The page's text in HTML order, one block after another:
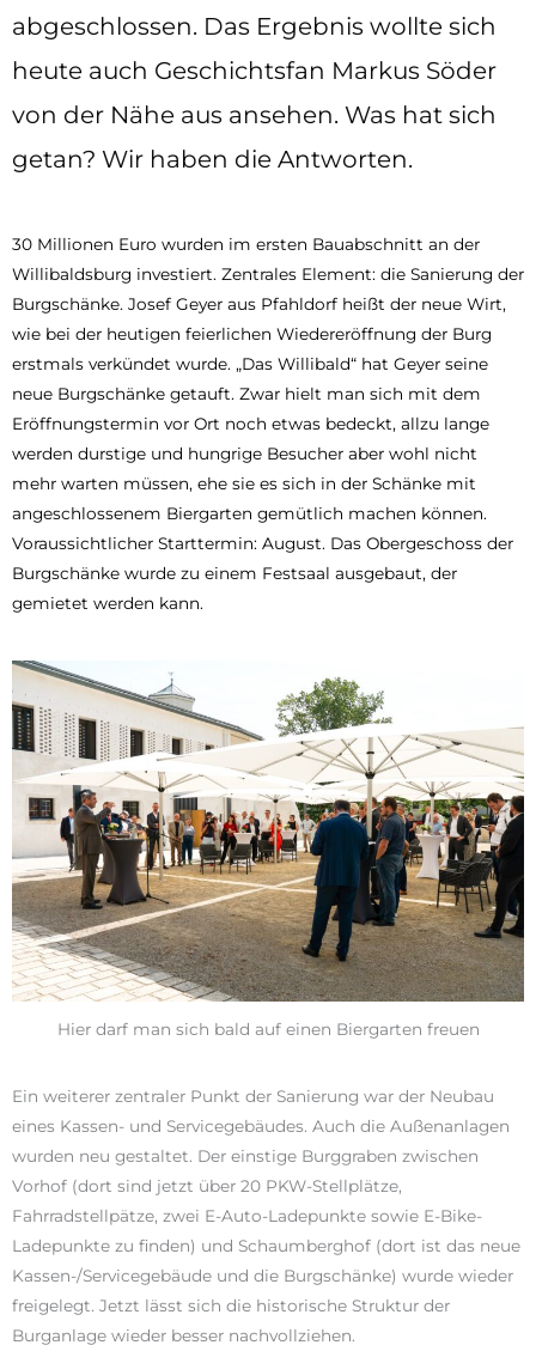
abgeschlossen. Das Ergebnis wollte sich
heute auch Geschichtsfan Markus Söder
von der Nähe aus ansehen. Was hat sich
getan? Wir haben die Antworten.
30 Millionen Euro wurden im ersten Bauabschnitt an der
Willibaldsburg investiert. Zentrales Element: die Sanierung der
Burgschänke. Josef Geyer aus Pfahldorf heißt der neue Wirt,
wie bei der heutigen feierlichen Wiedereröffnung der Burg
erstmals verkündet wurde. „Das Willibald“ hat Geyer seine
neue Burgschänke getauft. Zwar hielt man sich mit dem
Eröffnungstermin vor Ort noch etwas bedeckt, allzu lange
werden durstige und hungrige Besucher aber wohl nicht
mehr warten müssen, ehe sie es sich in der Schänke mit
angeschlossenem Biergarten gemütlich machen können.
Voraussichtlicher Starttermin: August. Das Obergeschoss der
Burgschänke wurde zu einem Festsaal ausgebaut, der
gemietet werden kann.
Hier darf man sich bald auf einen Biergarten freuen
Ein weiterer zentraler Punkt der Sanierung war der Neubau
eines Kassen- und Servicegebäudes. Auch die Außenanlagen
wurden neu gestaltet. Der einstige Burggraben zwischen
Vorhof (dort sind jetzt über 20 PKW-Stellplätze,
Fahrradstellpätze, zwei E-Auto-Ladepunkte sowie E-Bike-
Ladepunkte zu finden) und Schaumberghof (dort ist das neue
Kassen-/Servicegebäude und die Burgschänke) wurde wieder
freigelegt. Jetzt lässt sich die historische Struktur der